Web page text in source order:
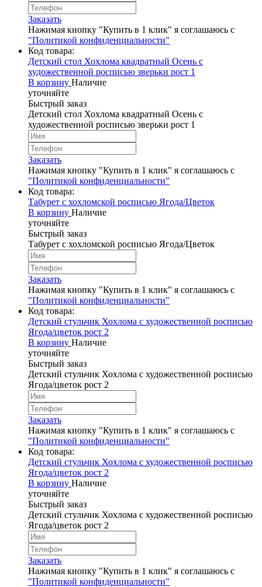
Заказать
Нажимая кнопку "Купить в 1 клик" я соглашаюсь с
"Политикой конфиденциальности"
Код товара:
Детский стол Хохлома квадратный Осень с
художественной росписью зверьки рост 1
В корзину Наличие
уточняйте
Быстрый заказ
Детский стол Хохлома квадратный Осень с
художественной росписью зверьки рост 1
Заказать
Нажимая кнопку "Купить в 1 клик" я соглашаюсь с
"Политикой конфиденциальности"
Код товара:
Табурет с хохломской росписью Ягода/Цветок
В корзину Наличие
уточняйте
Быстрый заказ
Табурет с хохломской росписью Ягода/Цветок
Заказать
Нажимая кнопку "Купить в 1 клик" я соглашаюсь с
"Политикой конфиденциальности"
Код товара:
Детский стульчик Хохлома с художественной росписью
Ягода/цветок рост 2
В корзину Наличие
уточняйте
Быстрый заказ
Детский стульчик Хохлома с художественной росписью
Ягода/цветок рост 2
Заказать
Нажимая кнопку "Купить в 1 клик" я соглашаюсь с
"Политикой конфиденциальности"
Код товара:
Детский стульчик Хохлома с художественной росписью
Ягода/цветок рост 2
В корзину Наличие
уточняйте
Быстрый заказ
Детский стульчик Хохлома с художественной росписью
Ягода/цветок рост 2
Заказать
Нажимая кнопку "Купить в 1 клик" я соглашаюсь с
"Политикой конфиденциальности"